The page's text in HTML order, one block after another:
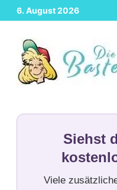
Zurück
zum
Inhalt
6. August 2026
Siehst
Viele